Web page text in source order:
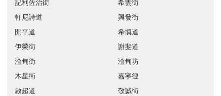
記利佐治街
希雲街
軒尼詩道
興發街
開平道
希慎道
伊榮街
謝斐道
渣甸街
渣甸坊
木星街
嘉寧徑
啟超道
敬誠街